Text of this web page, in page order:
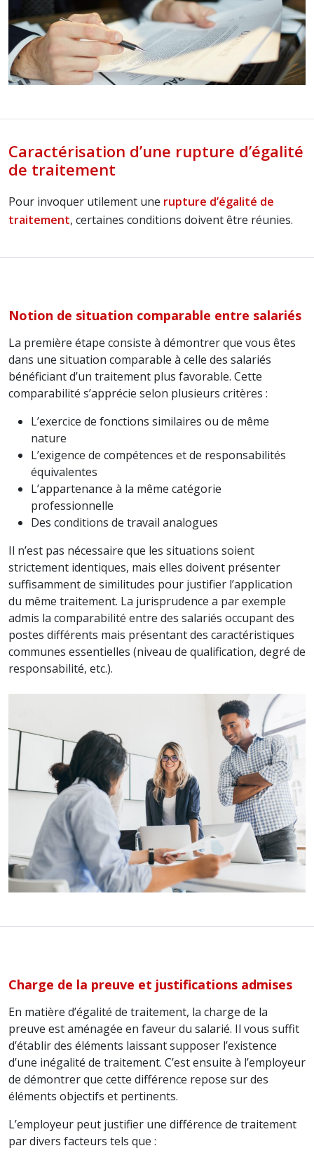
Caractérisation d’une rupture d’égalité
de traitement
Pour invoquer utilement une rupture d’égalité de
traitement, certaines conditions doivent être réunies.
Notion de situation comparable entre salariés
La première étape consiste à démontrer que vous êtes
dans une situation comparable à celle des salariés
bénéficiant d’un traitement plus favorable. Cette
comparabilité s’apprécie selon plusieurs critères :
L’exercice de fonctions similaires ou de même
nature
L’exigence de compétences et de responsabilités
équivalentes
L’appartenance à la même catégorie
professionnelle
Des conditions de travail analogues
Il n’est pas nécessaire que les situations soient
strictement identiques, mais elles doivent présenter
suffisamment de similitudes pour justifier l’application
du même traitement. La jurisprudence a par exemple
admis la comparabilité entre des salariés occupant des
postes différents mais présentant des caractéristiques
communes essentielles (niveau de qualification, degré de
responsabilité, etc.).
Charge de la preuve et justifications admises
En matière d’égalité de traitement, la charge de la
preuve est aménagée en faveur du salarié. Il vous suffit
d’établir des éléments laissant supposer l’existence
d’une inégalité de traitement. C’est ensuite à l’employeur
de démontrer que cette différence repose sur des
éléments objectifs et pertinents.
L’employeur peut justifier une différence de traitement
par divers facteurs tels que :